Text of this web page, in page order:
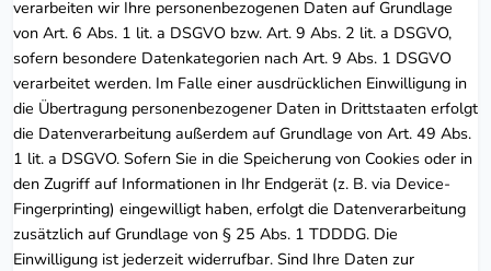
verarbeiten wir Ihre personenbezogenen Daten auf Grundlage
von Art. 6 Abs. 1 lit. a DSGVO bzw. Art. 9 Abs. 2 lit. a DSGVO,
sofern besondere Datenkategorien nach Art. 9 Abs. 1 DSGVO
verarbeitet werden. Im Falle einer ausdrücklichen Einwilligung in
die Übertragung personenbezogener Daten in Drittstaaten erfolgt
die Datenverarbeitung außerdem auf Grundlage von Art. 49 Abs.
1 lit. a DSGVO. Sofern Sie in die Speicherung von Cookies oder in
den Zugriff auf Informationen in Ihr Endgerät (z. B. via Device-
Fingerprinting) eingewilligt haben, erfolgt die Datenverarbeitung
zusätzlich auf Grundlage von § 25 Abs. 1 TDDDG. Die
Einwilligung ist jederzeit widerrufbar. Sind Ihre Daten zur